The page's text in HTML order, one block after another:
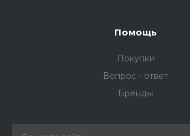
Помощь
Покупки
Вопрос - ответ
Бренды